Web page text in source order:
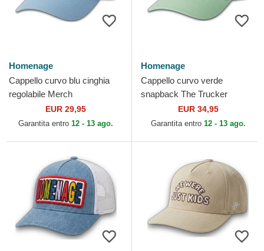
Homenage
Cappello curvo blu cinghia
regolabile Merch
Merchandising The 90s di
Homenage
EUR 29,95
Garantita entro 12 - 13 ago.
Homenage
Cappello curvo verde
snapback The Trucker
Childhood Fun The di
Homenage
EUR 34,95
Garantita entro 12 - 13 ago.